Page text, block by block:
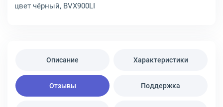
цвет чёрный, BVX900LI
Описание Характеристики
Отзывы Поддержка